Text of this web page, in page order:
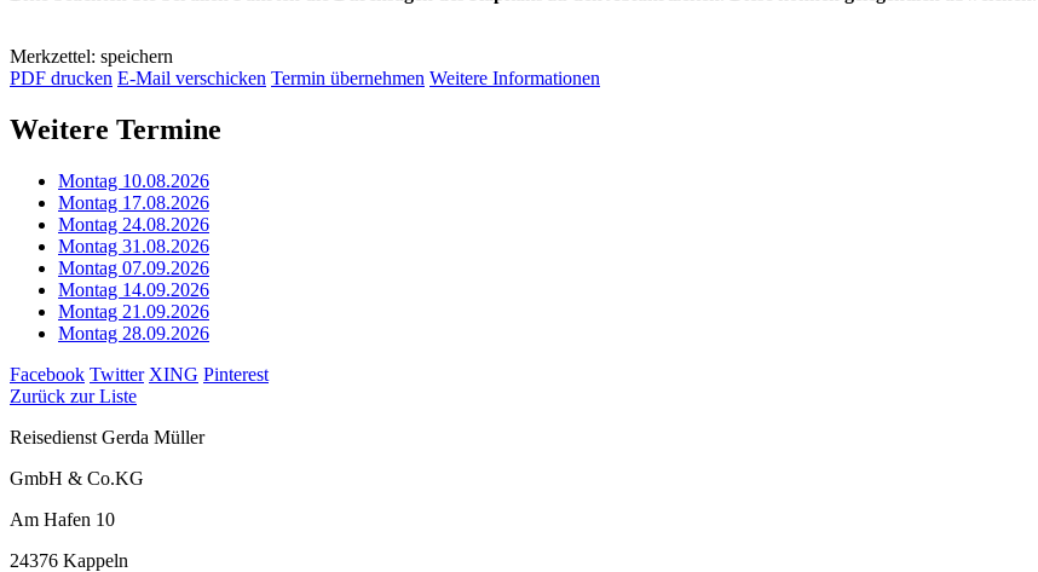
Merkzettel: speichern
PDF drucken E-Mail verschicken Termin übernehmen Weitere Informationen
Weitere Termine
Montag 10.08.2026
Montag 17.08.2026
Montag 24.08.2026
Montag 31.08.2026
Montag 07.09.2026
Montag 14.09.2026
Montag 21.09.2026
Montag 28.09.2026
Facebook Twitter XING Pinterest
Zurück zur Liste
Reisedienst Gerda Müller
GmbH & Co.KG
Am Hafen 10
24376 Kappeln